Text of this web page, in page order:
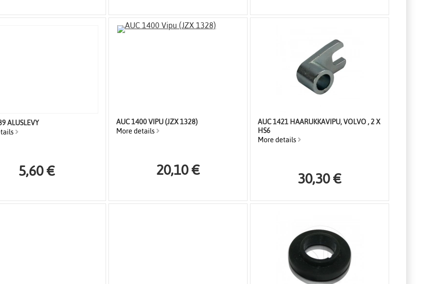
ALUSLEVY
5,60 €
AUC 1400 VIPU (JZX 1328)
More details
20,10 €
AUC 1421 HAARUKKAVIPU, VOLVO , 2 X
HS6
More details
30,30 €